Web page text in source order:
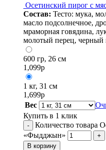
Осетинский пирог с
Состав: Тесто: мука,
масло подсолнечное,
мраморная говядина,
молотый перец, черный
600 гр, 26 см
1,099р
1 кг, 31 см
1,699р
Вес
Купить в 1 клик
-
Количество товара
«Фыдджын»
+
В корзину